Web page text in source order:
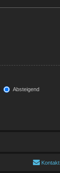
Absteigend
Kontakt